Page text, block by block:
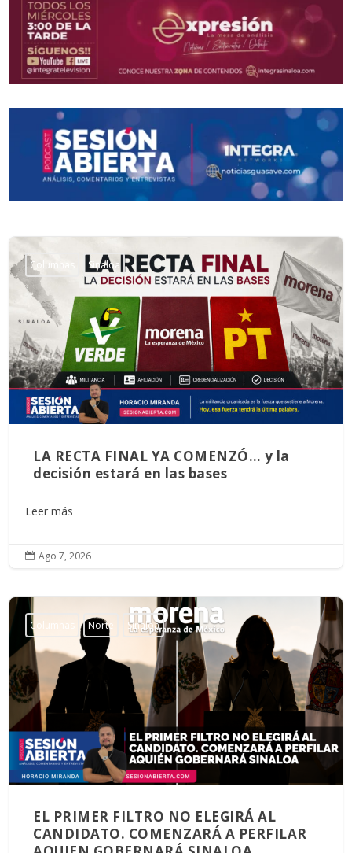
Columnas Sinaloa
LA RECTA FINAL YA COMENZÓ… y la
decisión estará en las bases
Leer más
 Ago 7, 2026
Columnas Norte Sinaloa
EL PRIMER FILTRO NO ELEGIRÁ AL
CANDIDATO. COMENZARÁ A PERFILAR